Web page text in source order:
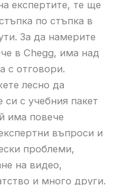
експертите, те ще
по стъпка в
За да намерите
в Chegg, има над
с отговори.
лесно да
с учебния пакет
има повече
въпроси и
проблеми,
на видео,
и много други.